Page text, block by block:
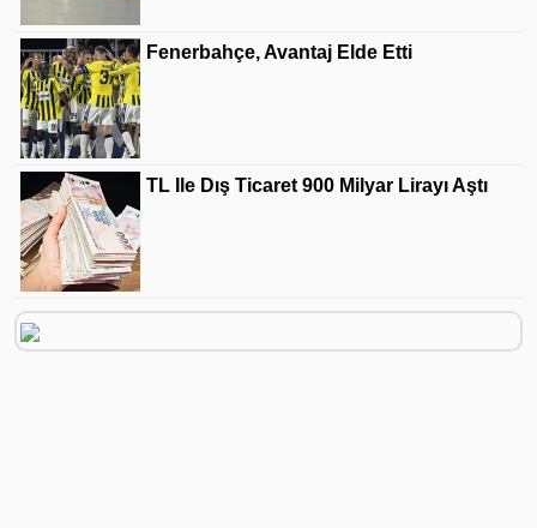
Fenerbahçe, Avantaj Elde Etti
TL Ile Dış Ticaret 900 Milyar Lirayı Aştı